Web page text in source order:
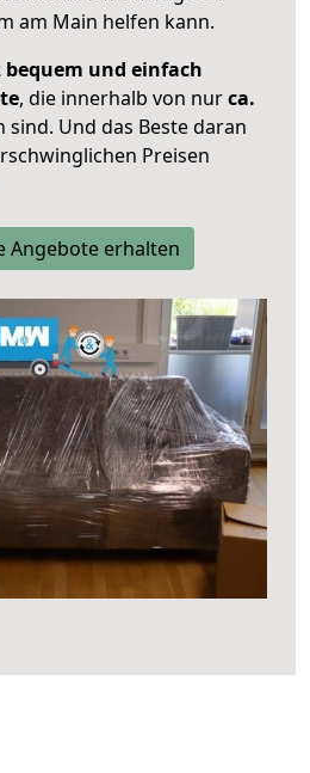
am Main helfen kann.
bequem und einfach
, die innerhalb von nurca.
sind. Und das Beste daran
Preisen
Angebote erhalten